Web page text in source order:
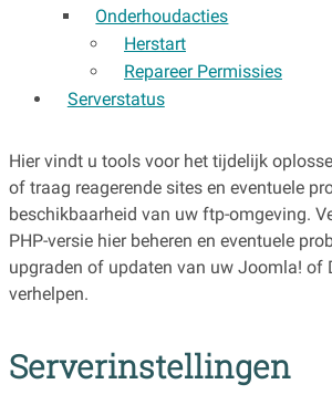
Onderhoudacties
Herstart
Repareer Permissies
Serverstatus
Hier vindt u tools voor het tijdelijk
of traag reagerende sites en eventuele
beschikbaarheid van uw ftp-omgeving.
PHP-versie hier beheren en eventuele
upgraden of updaten van uw Joomla! of
verhelpen.
Serverinstellingen